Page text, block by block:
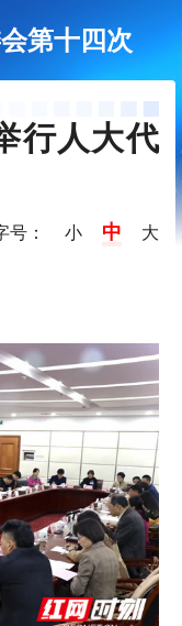
第十四次
行人大代
号： 小 中 大